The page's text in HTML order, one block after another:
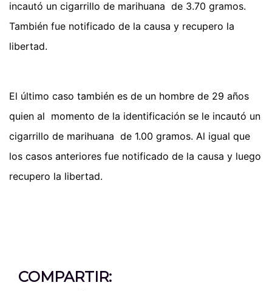
incautó un cigarrillo de marihuana de 3.70 gramos.
También fue notificado de la causa y recupero la
libertad.
El último caso también es de un hombre de 29 años
quien al momento de la identificación se le incautó un
cigarrillo de marihuana de 1.00 gramos. Al igual que
los casos anteriores fue notificado de la causa y luego
recupero la libertad.
COMPARTIR: